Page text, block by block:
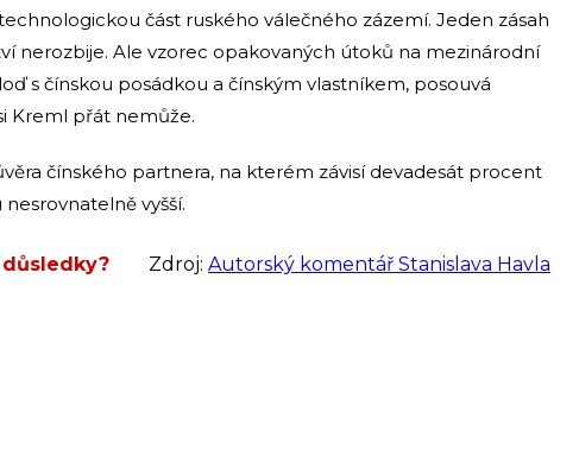
část ruského válečného zázemí. Jeden zásah
nerozbije. Ale vzorec opakovaných útoků na mezinárodní
s čínskou posádkou a čínským vlastníkem, posouvá
Kreml přát nemůže.
čínského partnera, na kterém závisí devadesát procent
vyšší.
Zdroj: Autorský komentář Stanislava Havla